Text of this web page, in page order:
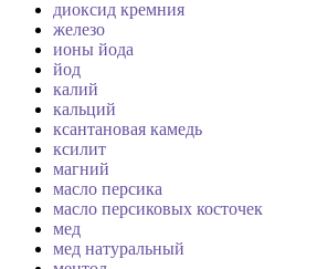
диоксид кремния
железо
ионы йода
йод
калий
кальций
ксантановая камедь
ксилит
магний
масло персика
масло персиковых косточек
мед
мед натуральный